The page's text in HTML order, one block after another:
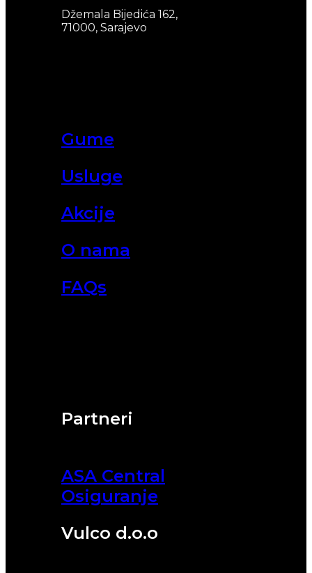
Partneri
ASA Central
Osiguranje
Vulco d.o.o
Gume
Usluge
Akcije
O nama
FAQs
Džemala Bijedića 162,
71000, Sarajevo